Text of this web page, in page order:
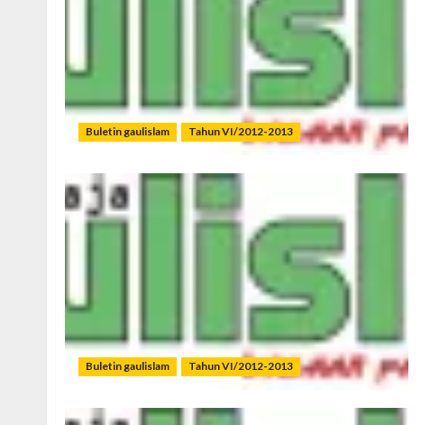
Buletin gaulislam Tahun VI/2012-2013
Buletin gaulislam Tahun VI/2012-2013